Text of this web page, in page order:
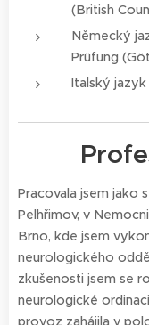
(British
Německý
Prüfung
Italský
Pracovala jsem jako
Pelhřimov, v
Brno, kde jsem
neurologického
zkušenosti jsem se
neurologické
provoz zahájila v